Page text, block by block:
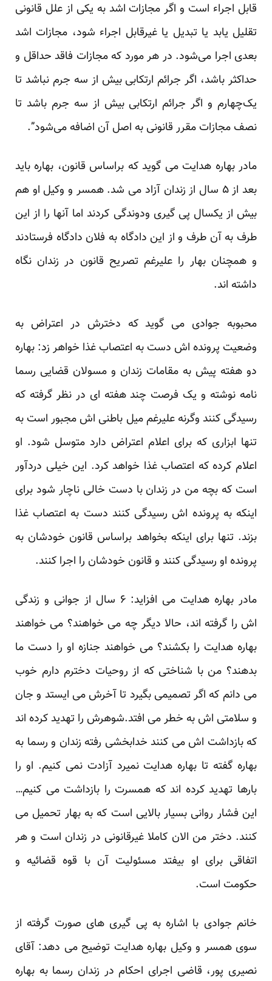
قابل اجراء است و اگر مجازات اشد به یکی از علل قانونی
تقلیل یابد یا تبدیل یا غیرقابل اجراء شود، مجازات اشد
بعدی اجرا می‌شود. در هر مورد که مجازات فاقد حداقل و
حداکثر باشد، اگر جرائم ارتکابی بیش از سه جرم نباشد تا
یک‌چهارم و اگر جرائم ارتکابی بیش از سه جرم باشد تا
نصف مجازات مقرر قانونی به اصل آن اضافه می‌شود”.
مادر بهاره هدایت می گوید که براساس قانون، بهاره باید
بعد از ۵ سال از زندان آزاد می شد. همسر و وکیل او هم
بیش از یکسال پی گیری ودوندگی کردند اما آنها را از این
طرف به آن طرف و از این دادگاه به فلان دادگاه فرستادند
و همچنان بهار را علیرغم تصریح قانون در زندان نگاه
داشته اند.
محبوبه جوادی می گوید که دخترش در اعتراض به
وضعیت پرونده اش دست به اعتصاب غذا خواهر زد: بهاره
دو هفته پیش به مقامات زندان و مسولان قضایی رسما
نامه نوشته و یک فرصت چند هفته ای در نظر گرفته که
رسیدگی کنند وگرنه علیرغم میل باطنی اش مجبور است به
تنها ابزاری که برای اعلام اعتراض دارد متوسل شود. او
اعلام کرده که اعتصاب غذا خواهد کرد. این خیلی دردآور
است که بچه من در زندان با دست خالی ناچار شود برای
اینکه به پرونده اش رسیدگی کنند دست به اعتصاب غذا
بزند. تنها برای اینکه بخواهد براساس قانون خودشان به
پرونده او رسیدگی کنند و قانون خودشان را اجرا کنند.
مادر بهاره هدایت می افزاید: ۶ سال از جوانی و زندگی
اش را گرفته اند، حالا دیگر چه می خواهند؟ می خواهند
بهاره هدایت را بکشند؟ می خواهند جنازه او را دست ما
بدهند؟ من با شناختی که از روحیات دخترم دارم خوب
می دانم که اگر تصمیمی بگیرد تا آخرش می ایستد و جان
و سلامتی اش به خطر می افتد.شوهرش را تهدید کرده اند
که بازداشت اش می کنند خدابخشی رفته زندان و رسما به
بهاره گفته تا بهاره هدایت نمیرد آزادت نمی کنیم. او را
بارها تهدید کرده اند که همسرت را بازداشت می کنیم…
این فشار روانی بسیار بالایی است که به بهار تحمیل می
کنند. دختر من الان کاملا غیرقانونی در زندان است و هر
اتفاقی برای او بیفتد مسئولیت آن با قوه قضائیه و
حکومت است.
خانم جوادی با اشاره به پی گیری های صورت گرفته از
سوی همسر و وکیل بهاره هدایت توضیح می دهد: آقای
نصیری پور، قاضی اجرای احکام در زندان رسما به بهاره